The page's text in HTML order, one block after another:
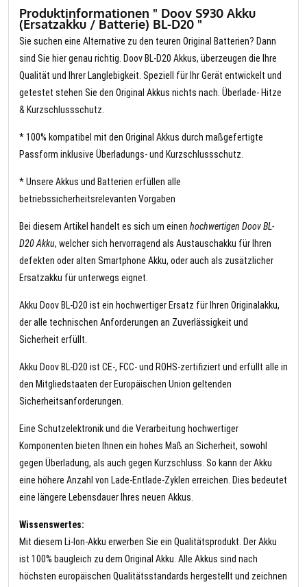
Produktinformationen " Doov S930 Akku
(Ersatzakku / Batterie) BL-D20 "
Sie suchen eine Alternative zu den teuren Original Batterien? Dann
sind Sie hier genau richtig. Doov BL-D20 Akkus, überzeugen die Ihre
Qualität und Ihrer Langlebigkeit. Speziell für Ihr Gerät entwickelt und
getestet stehen Sie den Original Akkus nichts nach. Überlade- Hitze
& Kurzschlussschutz.
* 100% kompatibel mit den Original Akkus durch maßgefertigte
Passform inklusive Überladungs- und Kurzschlussschutz.
* Unsere Akkus und Batterien erfüllen alle
betriebssicherheitsrelevanten Vorgaben
Bei diesem Artikel handelt es sich um einen hochwertigen Doov BL-
D20 Akku, welcher sich hervorragend als Austauschakku für Ihren
defekten oder alten Smartphone Akku, oder auch als zusätzlicher
Ersatzakku für unterwegs eignet.
Akku Doov BL-D20 ist ein hochwertiger Ersatz für Ihren Originalakku,
der alle technischen Anforderungen an Zuverlässigkeit und
Sicherheit erfüllt.
Akku Doov BL-D20 ist CE-, FCC- und ROHS-zertifiziert und erfüllt alle in
den Mitgliedstaaten der Europäischen Union geltenden
Sicherheitsanforderungen.
Eine Schutzelektronik und die Verarbeitung hochwertiger
Komponenten bieten Ihnen ein hohes Maß an Sicherheit, sowohl
gegen Überladung, als auch gegen Kurzschluss. So kann der Akku
eine höhere Anzahl von Lade-Entlade-Zyklen erreichen. Dies bedeutet
eine längere Lebensdauer Ihres neuen Akkus.
Wissenswertes:
Mit diesem Li-Ion-Akku erwerben Sie ein Qualitätsprodukt. Der Akku
ist 100% baugleich zu dem Original Akku. Alle Akkus sind nach
höchsten europäischen Qualitätsstandards hergestellt und zeichnen